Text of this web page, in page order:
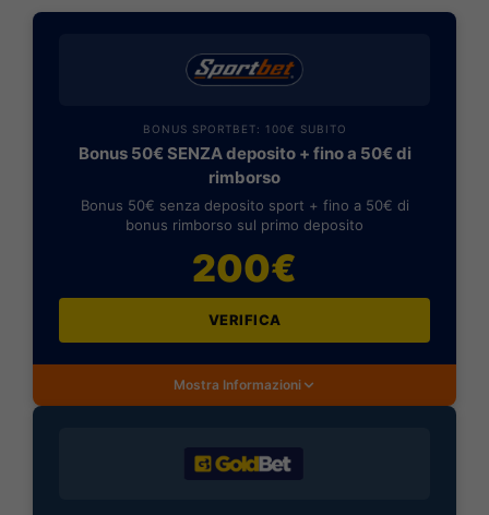
BONUS SPORTBET: 100€ SUBITO
Bonus 50€ SENZA deposito + fino a 50€ di
rimborso
Bonus 50€ senza deposito sport + fino a 50€ di
bonus rimborso sul primo deposito
200€
VERIFICA
Mostra Informazioni